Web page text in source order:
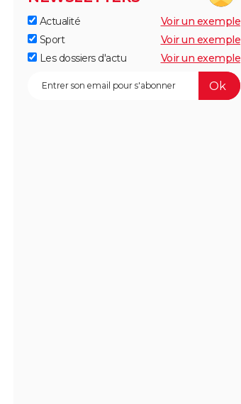
Actualité
Voir un exemple
Sport
Voir un exemple
Les dossiers d'actu
Voir un exemple